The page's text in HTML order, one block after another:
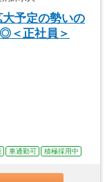
大予定の勢いの
＜正社員＞
車通勤可 積極採用中